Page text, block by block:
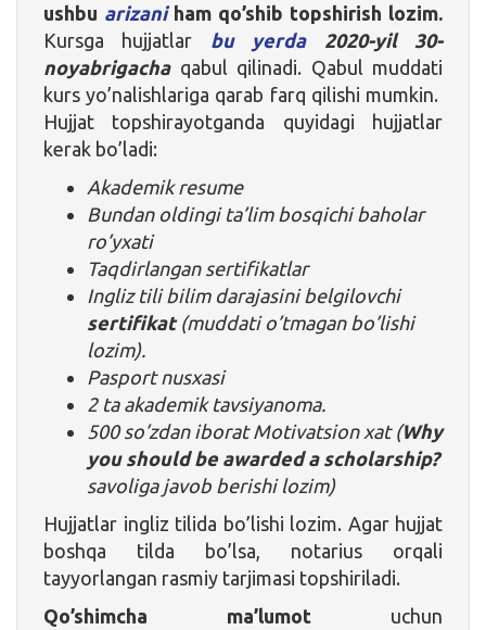
ushbu arizaniham qo’shib topshirish lozim.
Kursga hujjatlar
bu yerda
2020-yil 30-
noyabrigachaqabul qilinadi. Qabul muddati
kurs yo’nalishlariga qarab farq qilishi mumkin.
Hujjat topshirayotganda quyidagi hujjatlar
kerak bo’ladi:
Akademik resume
Bundan oldingi ta’lim bosqichi baholar
ro’yxati
Taqdirlangan sertifikatlar
Ingliz tili bilim darajasini belgilovchi
sertifikat (muddati o’tmagan bo’lishi
lozim).
Pasport nusxasi
2 ta akademik tavsiyanoma.
500 so’zdan iborat Motivatsion xat (Why
you should be awarded a scholarship?
savoliga javob berishi lozim)
Hujjatlar ingliz tilida bo’lishi lozim. Agar hujjat
boshqa tilda bo’lsa, notarius orqali
tayyorlangan rasmiy tarjimasi topshiriladi.
Qo’shimcha ma’lumot uchun